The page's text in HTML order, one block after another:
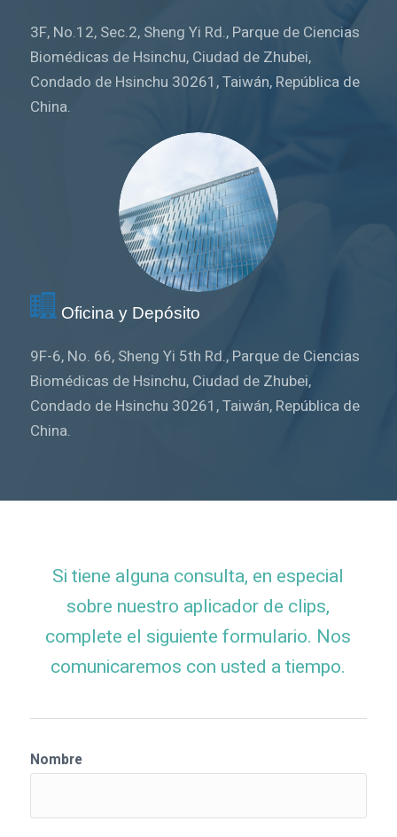
3F, No.12, Sec.2, Sheng Yi Rd., Parque de Ciencias
Biomédicas de Hsinchu, Ciudad de Zhubei,
Condado de Hsinchu 30261, Taiwán, República de
China.
Oficina y Depósito
9F-6, No. 66, Sheng Yi 5th Rd., Parque de Ciencias
Biomédicas de Hsinchu, Ciudad de Zhubei,
Condado de Hsinchu 30261, Taiwán, República de
China.
Si tiene alguna consulta, en especial
sobre nuestro aplicador de clips,
complete el siguiente formulario. Nos
comunicaremos con usted a tiempo.
Nombre